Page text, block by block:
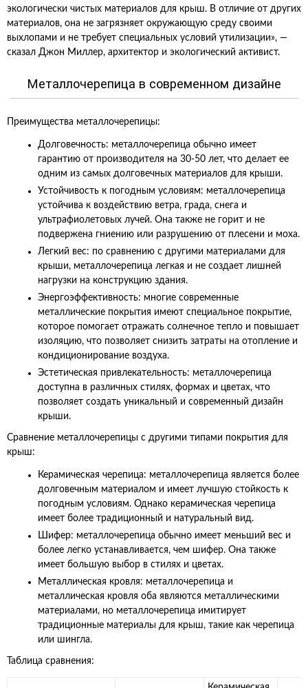
экологически чистых материалов для крыш. В отличие от других
материалов, она не загрязняет окружающую среду своими
выхлопами и не требует специальных условий утилизации», —
сказал Джон Миллер, архитектор и экологический активист.
Металлочерепица в современном дизайне
Преимущества металлочерепицы:
Долговечность: металлочерепица обычно имеет
гарантию от производителя на 30-50 лет, что делает ее
одним из самых долговечных материалов для крыши.
Устойчивость к погодным условиям: металлочерепица
устойчива к воздействию ветра, града, снега и
ультрафиолетовых лучей. Она также не горит и не
подвержена гниению или разрушению от плесени и моха.
Легкий вес: по сравнению с другими материалами для
крыши, металлочерепица легкая и не создает лишней
нагрузки на конструкцию здания.
Энергоэффективность: многие современные
металлические покрытия имеют специальное покрытие,
которое помогает отражать солнечное тепло и повышает
изоляцию, что позволяет снизить затраты на отопление и
кондиционирование воздуха.
Эстетическая привлекательность: металлочерепица
доступна в различных стилях, формах и цветах, что
позволяет создать уникальный и современный дизайн
крыши.
Сравнение металлочерепицы с другими типами покрытия для
крыш:
Керамическая черепица: металлочерепица является более
долговечным материалом и имеет лучшую стойкость к
погодным условиям. Однако керамическая черепица
имеет более традиционный и натуральный вид.
Шифер: металлочерепица обычно имеет меньший вес и
более легко устанавливается, чем шифер. Она также
имеет большую выбор в стилях и цветах.
Металлическая кровля: металлочерепица и
металлическая кровля оба являются металлическими
материалами, но металлочерепица имитирует
традиционные материалы для крыш, такие как черепица
или шингла.
Таблица сравнения: